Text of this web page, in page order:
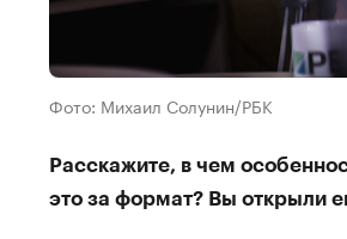
Фото: Михаил Солунин/РБК
Расскажите, в чем
это за формат? Вы открыли